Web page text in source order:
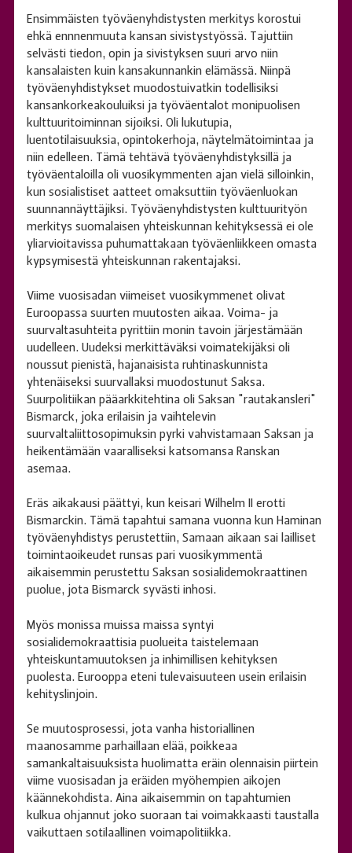
Ensimmäisten työväenyhdistysten merkitys korostui
ehkä ennnenmuuta kansan sivistystyössä. Tajuttiin
selvästi tiedon, opin ja sivistyksen suuri arvo niin
kansalaisten kuin kansakunnankin elämässä. Niinpä
työväenyhdistykset muodostuivatkin todellisiksi
kansankorkeakouluiksi ja työväentalot monipuolisen
kulttuuritoiminnan sijoiksi. Oli lukutupia,
luentotilaisuuksia, opintokerhoja, näytelmätoimintaa ja
niin edelleen. Tämä tehtävä työväenyhdistyksillä ja
työväentaloilla oli vuosikymmenten ajan vielä silloinkin,
kun sosialistiset aatteet omaksuttiin työväenluokan
suunnannäyttäjiksi. Työväenyhdistysten kulttuurityön
merkitys suomalaisen yhteiskunnan kehityksessä ei ole
yliarvioitavissa puhumattakaan työväenliikkeen omasta
kypsymisestä yhteiskunnan rakentajaksi.
Viime vuosisadan viimeiset vuosikymmenet olivat
Euroopassa suurten muutosten aikaa. Voima- ja
suurvaltasuhteita pyrittiin monin tavoin järjestämään
uudelleen. Uudeksi merkittäväksi voimatekijäksi oli
noussut pienistä, hajanaisista ruhtinaskunnista
yhtenäiseksi suurvallaksi muodostunut Saksa.
Suurpolitiikan pääarkkitehtina oli Saksan "rautakansleri"
Bismarck, joka erilaisin ja vaihtelevin
suurvaltaliittosopimuksin pyrki vahvistamaan Saksan ja
heikentämään vaaralliseksi katsomansa Ranskan
asemaa.
Eräs aikakausi päättyi, kun keisari Wilhelm II erotti
Bismarckin. Tämä tapahtui samana vuonna kun Haminan
työväenyhdistys perustettiin, Samaan aikaan sai lailliset
toimintaoikeudet runsas pari vuosikymmentä
aikaisemmin perustettu Saksan sosialidemokraattinen
puolue, jota Bismarck syvästi inhosi.
Myös monissa muissa maissa syntyi
sosialidemokraattisia puolueita taistelemaan
yhteiskuntamuutoksen ja inhimillisen kehityksen
puolesta. Eurooppa eteni tulevaisuuteen usein erilaisin
kehityslinjoin.
Se muutosprosessi, jota vanha historiallinen
maanosamme parhaillaan elää, poikkeaa
samankaltaisuuksista huolimatta eräin olennaisin piirtein
viime vuosisadan ja eräiden myöhempien aikojen
käännekohdista. Aina aikaisemmin on tapahtumien
kulkua ohjannut joko suoraan tai voimakkaasti taustalla
vaikuttaen sotilaallinen voimapolitiikka.